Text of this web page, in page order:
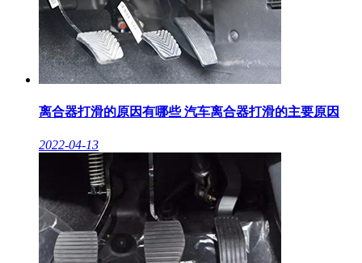
离合器打滑的原因有哪些 汽车离合器打滑的主要原因
2022-04-13